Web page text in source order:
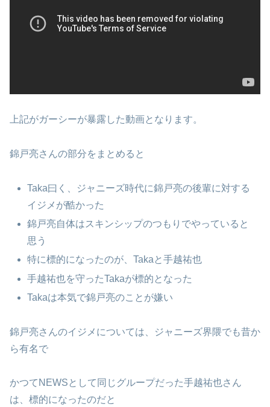
上記がガーシーが暴露した動画となります。
錦戸亮さんの部分をまとめると
Taka曰く、ジャニーズ時代に錦戸亮の後輩に対する
イジメが酷かった
錦戸亮自体はスキンシップのつもりでやっていると
思う
特に標的になったのが、Takaと手越祐也
手越祐也を守ったTakaが標的となった
Takaは本気で錦戸亮のことが嫌い
錦戸亮さんのイジメについては、ジャニーズ界隈でも昔か
ら有名で
かつてNEWSとして同じグループだった手越祐也さん
は、標的になったのだと